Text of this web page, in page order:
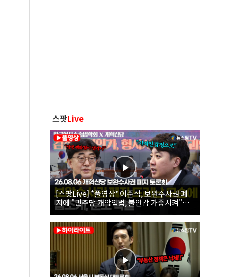
스팟Live
[스팟Live] *풀영상* 이준석, 보완수사권 폐
지에 "민주당 개악입법, 불안감 가중시켜"｜
26.08.06 개혁신당 보완수사권 폐지 토론회